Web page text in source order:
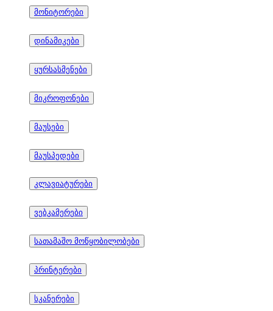
მონიტორები
დინამიკები
ყურსასმენები
მიკროფონები
მაუსები
მაუსპედები
კლავიატურები
ვებკამერები
სათამაშო მოწყობილობები
პრინტერები
სკანერები